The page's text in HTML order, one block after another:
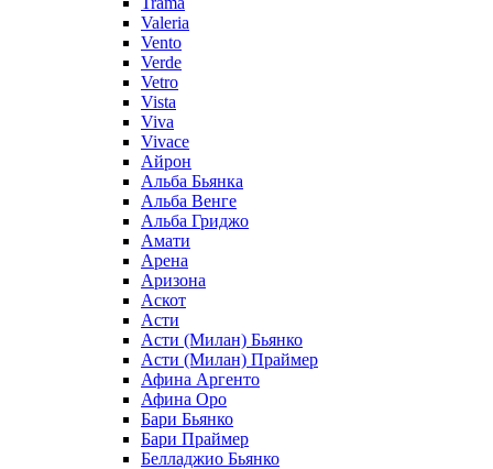
Valeria
Vento
Verde
Vetro
Vista
Viva
Vivace
Айрон
Альба Бьянка
Альба Венге
Альба Гриджо
Амати
Арена
Аризона
Аскот
Асти
Асти (Милан) Бьянко
Асти (Милан) Праймер
Афина Аргенто
Афина Оро
Бари Бьянко
Бари Праймер
Белладжио Бьянко